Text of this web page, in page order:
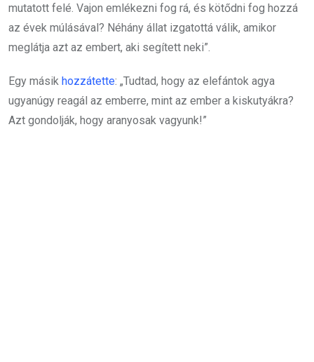
mutatott felé. Vajon emlékezni fog rá, és kötődni fog hozzá
az évek múlásával? Néhány állat izgatottá válik, amikor
meglátja azt az embert, aki segített neki”.
Egy másik hozzátette: „Tudtad, hogy az elefántok agya
ugyanúgy reagál az emberre, mint az ember a kiskutyákra?
Azt gondolják, hogy aranyosak vagyunk!”